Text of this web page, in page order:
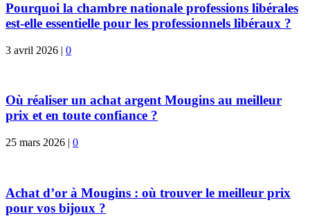
Pourquoi la chambre nationale professions libérales
est-elle essentielle pour les professionnels libéraux ?
3 avril 2026 | 0
Où réaliser un achat argent Mougins au meilleur
prix et en toute confiance ?
25 mars 2026 | 0
Achat d’or à Mougins : où trouver le meilleur prix
pour vos bijoux ?